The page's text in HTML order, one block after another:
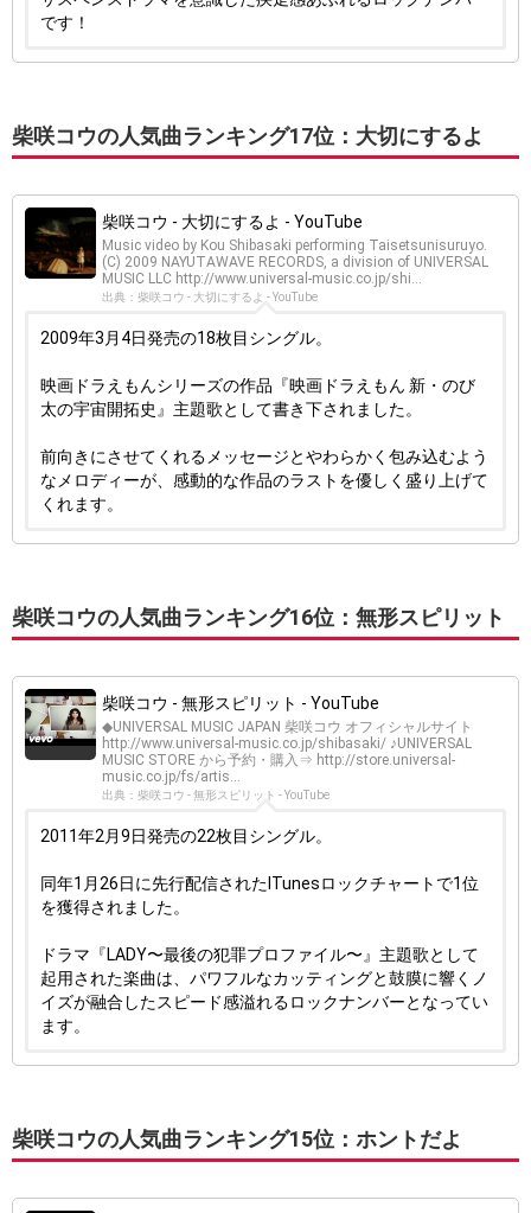
です！
柴咲コウの人気曲ランキング17位：大切にするよ
柴咲コウ - 大切にするよ - YouTube
Music video by Kou Shibasaki performing Taisetsunisuruyo.
(C) 2009 NAYUTAWAVE RECORDS, a division of UNIVERSAL
MUSIC LLC http://www.universal-music.co.jp/shi...
出典：柴咲コウ - 大切にするよ - YouTube
2009年3月4日発売の18枚目シングル。
映画ドラえもんシリーズの作品『映画ドラえもん 新・のび
太の宇宙開拓史』主題歌として書き下されました。
前向きにさせてくれるメッセージとやわらかく包み込むよう
なメロディーが、感動的な作品のラストを優しく盛り上げて
くれます。
柴咲コウの人気曲ランキング16位：無形スピリット
柴咲コウ - 無形スピリット - YouTube
◆UNIVERSAL MUSIC JAPAN 柴咲コウ オフィシャルサイト
http://www.universal-music.co.jp/shibasaki/ ♪UNIVERSAL
MUSIC STORE から予約・購入⇒ http://store.universal-
music.co.jp/fs/artis...
出典：柴咲コウ - 無形スピリット - YouTube
2011年2月9日発売の22枚目シングル。
同年1月26日に先行配信されたITunesロックチャートで1位
を獲得されました。
ドラマ『LADY〜最後の犯罪プロファイル〜』主題歌として
起用された楽曲は、パワフルなカッティングと鼓膜に響くノ
イズが融合したスピード感溢れるロックナンバーとなってい
ます。
柴咲コウの人気曲ランキング15位：ホントだよ